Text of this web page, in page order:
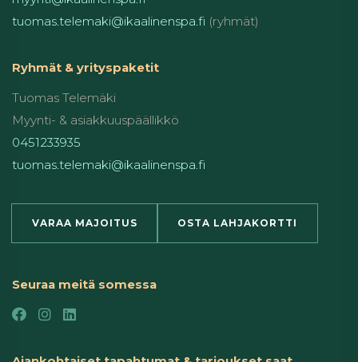
tuomas.telemaki@ikaalinenspa.fi (ryhmät)
Ryhmät & yrityspaketit
Tuomas Telemäki
Myynti- & asiakkuuspäällikkö
0451233935
tuomas.telemaki@ikaalinenspa.fi
VARAA MAJOITUS OSTA LAHJAKORTTI
Seuraa meitä somessa